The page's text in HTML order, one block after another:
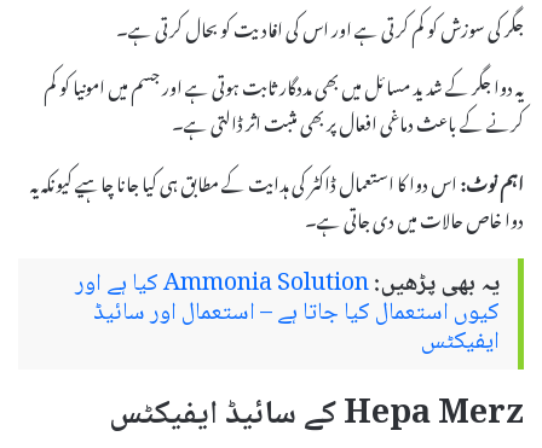
جگر کی سوزش کو کم کرتی ہے اور اس کی افادیت کو بحال کرتی ہے۔
یہ دوا جگر کے شدید مسائل میں بھی مددگار ثابت ہوتی ہے اور جسم میں امونیا کو کم
کرنے کے باعث دماغی افعال پر بھی مثبت اثر ڈالتی ہے۔
اہم نوٹ:اس دوا کا استعمال ڈاکٹر کی ہدایت کے مطابق ہی کیا جانا چاہیے کیونکہ یہ
دوا خاص حالات میں دی جاتی ہے۔
یہ بھی پڑھیں: Ammonia Solution کیا ہے اور
کیوں استعمال کیا جاتا ہے – استعمال اور سائیڈ
ایفیکٹس
Hepa Merz کے سائیڈ ایفیکٹس